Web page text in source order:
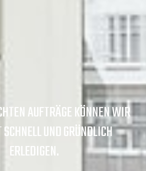
AUFTRÄGE KÖNNEN WIR
UND GRÜNDLICH
ERLEDIGEN.